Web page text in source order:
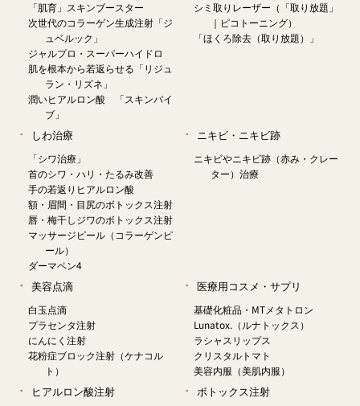
「肌育」スキンブースター
次世代のコラーゲン生成注射「ジ
ュベルック」
ジャルプロ・スーパーハイドロ
肌を根本から若返らせる「リジュ
ラン・リズネ」
潤いヒアルロン酸 「スキンバイ
ブ」
シミ取りレーザー（「取り放題」
｜ピコトーニング）
「ほくろ除去（取り放題）」
しわ治療
「シワ治療」
首のシワ・ハリ・たるみ改善
手の若返りヒアルロン酸
額・眉間・目尻のボトックス注射
唇・梅干しジワのボトックス注射
マッサージピール（コラーゲンピ
ール）
ダーマペン4
ニキビ・ニキビ跡
ニキビやニキビ跡（赤み・クレー
ター）治療
美容点滴
白玉点滴
プラセンタ注射
にんにく注射
花粉症ブロック注射（ケナコル
ト）
医療用コスメ・サプリ
基礎化粧品・MTメタトロン
Lunatox.（ルナトックス）
ラシャスリップス
クリスタルトマト
美容内服（美肌内服）
ヒアルロン酸注射 ボトックス注射